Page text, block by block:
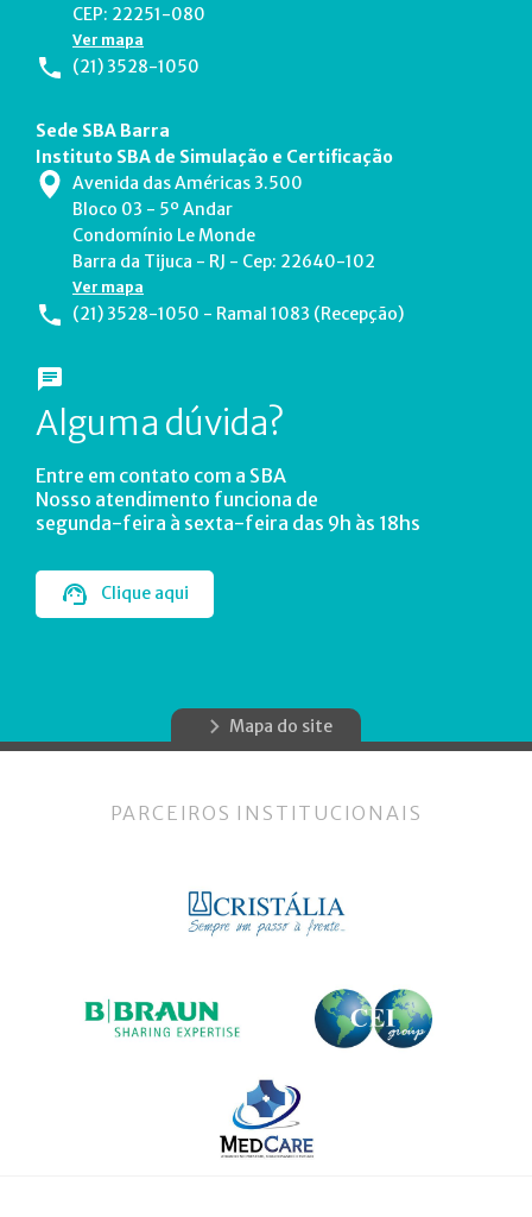
CEP: 22251-080
Ver mapa
(21) 3528-1050
Sede SBA Barra
Instituto SBA de Simulação e Certificação
Avenida das Américas 3.500
Bloco 03 - 5º Andar
Condomínio Le Monde
Barra da Tijuca - RJ - Cep: 22640-102
Ver mapa
(21) 3528-1050 - Ramal 1083 (Recepção)
Alguma dúvida?
Entre em contato com a SBA
Nosso atendimento funciona de
segunda-feira à sexta-feira das 9h às 18hs
Clique aqui
Mapa do site
PARCEIROS INSTITUCIONAIS